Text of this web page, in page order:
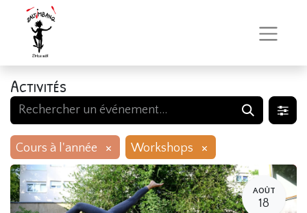
Activités
Cours à l'année × Workshops ×
AOÛT
18